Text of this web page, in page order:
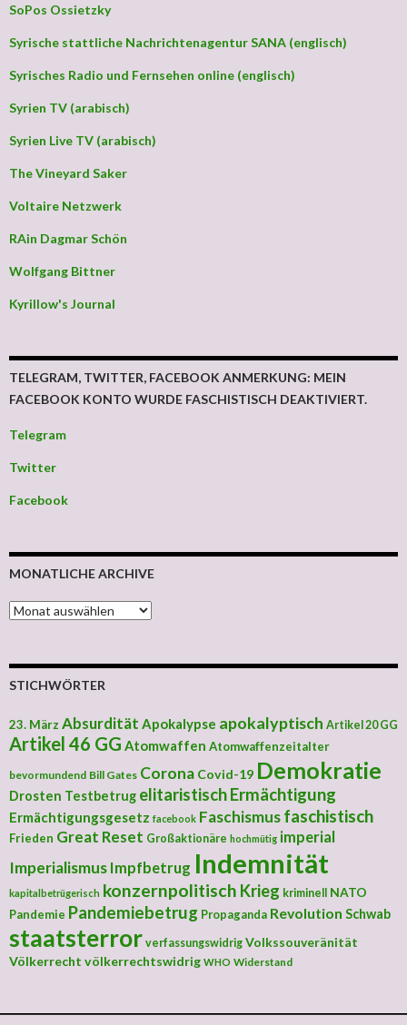
SoPos Ossietzky
Syrische stattliche Nachrichtenagentur SANA (englisch)
Syrisches Radio und Fernsehen online (englisch)
Syrien TV (arabisch)
Syrien Live TV (arabisch)
The Vineyard Saker
Voltaire Netzwerk
RAin Dagmar Schön
Wolfgang Bittner
Kyrillow's Journal
TELEGRAM, TWITTER, FACEBOOK ANMERKUNG: MEIN
FACEBOOK KONTO WURDE FASCHISTISCH DEAKTIVIERT.
Telegram
Twitter
Facebook
MONATLICHE ARCHIVE
MONATLICHE ARCHIVE
STICHWÖRTER
23. März Absurdität Apokalypse apokalyptisch Artikel 20 GG
Artikel 46 GG Atomwaffen Atomwaffenzeitalter
bevormundend Bill Gates Corona Covid-19 Demokratie
Drosten Testbetrug elitaristischErmächtigung
Ermächtigungsgesetz facebook Faschismusfaschistisch
Frieden Great Reset Großaktionäre hochmütig imperial
Imperialismus Impfbetrug Indemnität
kapitalbetrügerisch konzernpolitisch Krieg kriminell
NATO
Pandemie Pandemiebetrug Propaganda Revolution Schwab
staatsterror verfassungswidrig Volkssouveränität
Völkerrecht völkerrechtswidrig WHO Widerstand